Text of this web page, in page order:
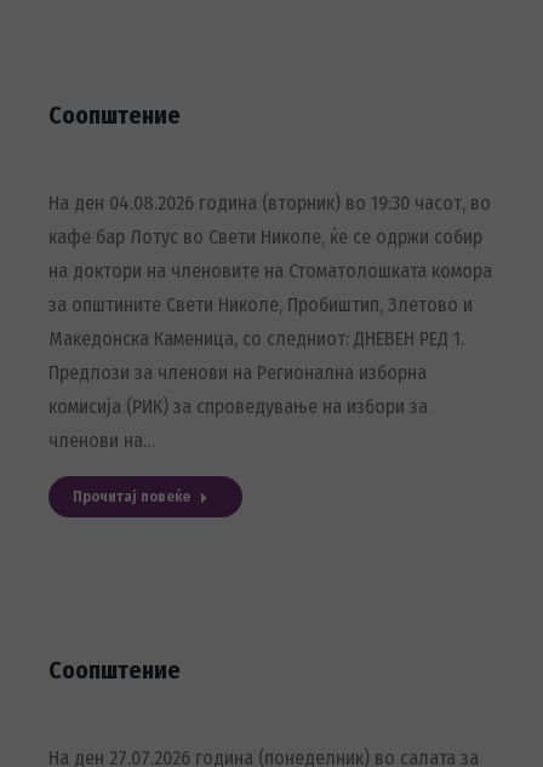
Соопштение
На ден 04.08.2026 година (вторник) во 19:30 часот, во
кафе бар Лотус во Свети Никoле, ќе се одржи собир
на доктори на членовите на Стоматолошката комора
за општините Свети Николе, Пробиштип, Злетово и
Македонска Каменица, со следниот: ДНЕВЕН РЕД 1.
Предлози за членови на Регионална изборна
комисија (РИК) за спроведување на избори за
членови на…
Прочитај повеќе
Соопштение
На ден 27.07.2026 година (понеделник) во салата за